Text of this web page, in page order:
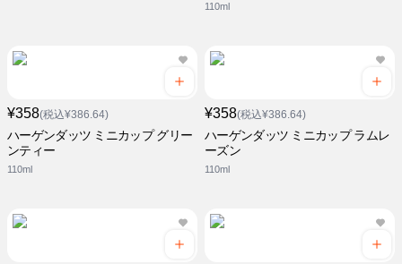
110ml
¥358(税込¥386.64)
ハーゲンダッツ ミニカップ グリー
ンティー
110ml
¥358(税込¥386.64)
ハーゲンダッツ ミニカップ ラムレ
ーズン
110ml